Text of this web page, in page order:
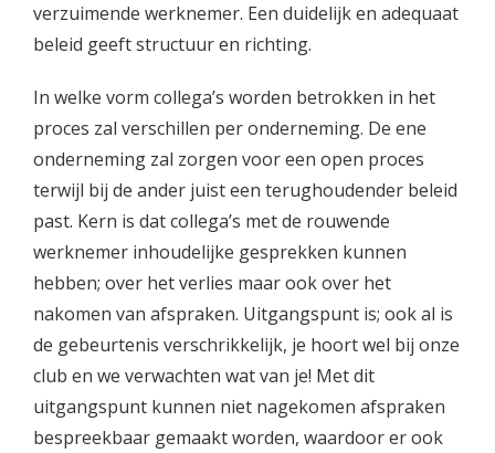
verzuimende werknemer. Een duidelijk en adequaat
beleid geeft structuur en richting.
In welke vorm collega’s worden betrokken in het
proces zal verschillen per onderneming. De ene
onderneming zal zorgen voor een open proces
terwijl bij de ander juist een terughoudender beleid
past. Kern is dat collega’s met de rouwende
werknemer inhoudelijke gesprekken kunnen
hebben; over het verlies maar ook over het
nakomen van afspraken. Uitgangspunt is; ook al is
de gebeurtenis verschrikkelijk, je hoort wel bij onze
club en we verwachten wat van je! Met dit
uitgangspunt kunnen niet nagekomen afspraken
bespreekbaar gemaakt worden, waardoor er ook